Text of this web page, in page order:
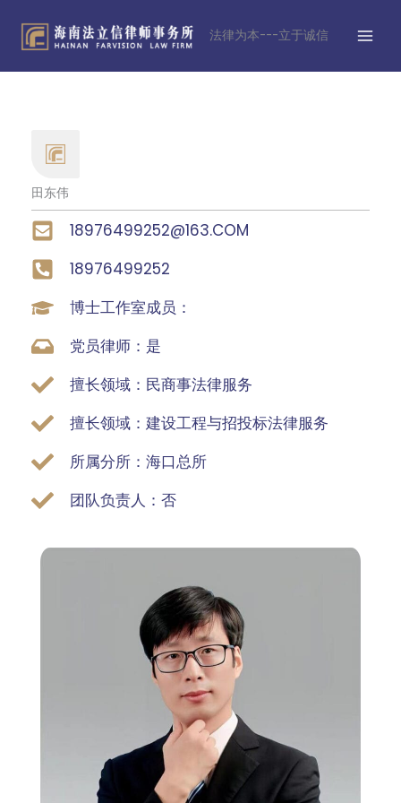
容
法律为本---立于诚信
田东伟
18976499252@163.COM
18976499252
博士工作室成员：
党员律师：是
擅长领域：民商事法律服务
擅长领域：建设工程与招投标法律服务
所属分所：海口总所
团队负责人：否